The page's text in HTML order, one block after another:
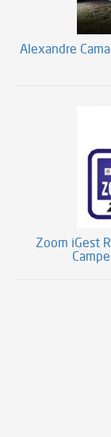
Alexandre
Zoom iGest